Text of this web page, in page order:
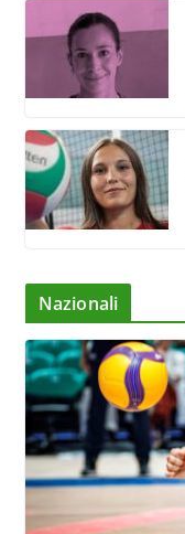
Nazionali